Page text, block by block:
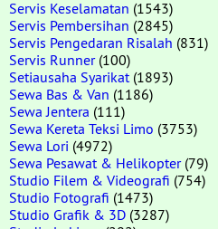
Servis Keselamatan (1543)
Servis Pembersihan (2845)
Servis Pengedaran Risalah (831)
Servis Runner(100)
Setiausaha Syarikat (1893)
Sewa Bas & Van (1186)
Sewa Jentera (111)
Sewa Kereta Teksi Limo (3753)
Sewa Lori (4972)
Sewa Pesawat & Helikopter(79)
Studio Filem & Videografi (754)
Studio Fotografi (1473)
Studio Grafik & 3D (3287)